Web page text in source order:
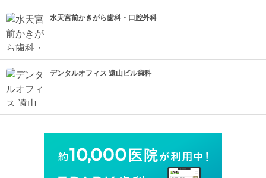
水天宮前かきがら歯科・口腔外科
デンタルオフィス 遠山ビル歯科